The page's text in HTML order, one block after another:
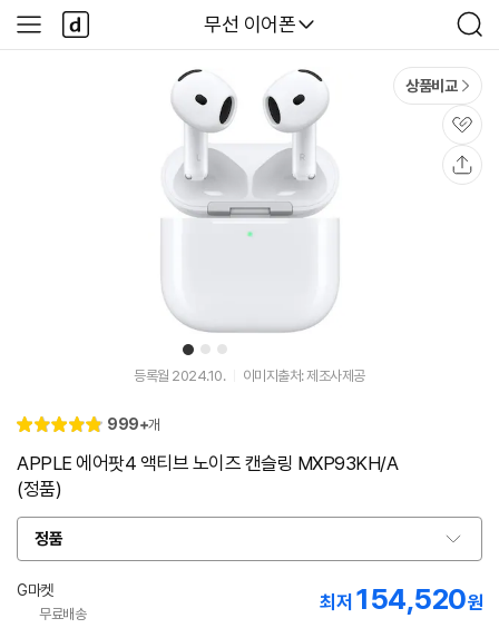
다나와
무선 이어폰
검
색
사
이
다
나
와
1 2 3
튜
튜
튜
상품비교
관
심
등록월 2024.10. 이미지출처: 제조사제공
별
4.
리
999+개
APPLE 에어팟4 액티브 노이즈 캔슬링 MXP93KH/A
(정품)
정품
옵
션
선
택
G마켓
무료배송
최저 154,520원